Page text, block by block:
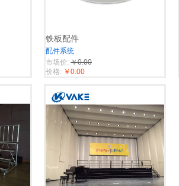
铁板配件
配件系统
市场价: ￥0.00
价格: ￥0.00